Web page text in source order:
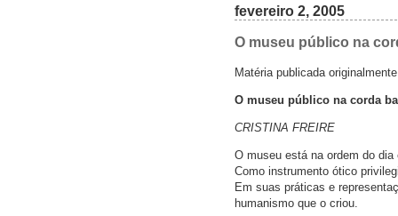
fevereiro 2, 2005
O museu público na
Matéria publicada
O museu público na corda
CRISTINA FREIRE
O museu está na ordem do
Como instrumento ótico
Em suas práticas e
humanismo que o criou.